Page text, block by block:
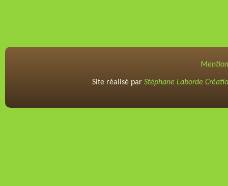
Site réalisé par Stéphane Laborde